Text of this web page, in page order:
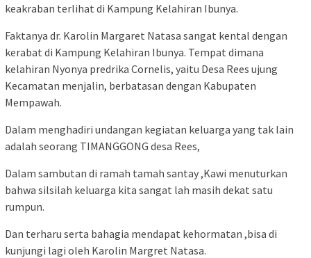
keakraban terlihat di Kampung Kelahiran Ibunya.
Faktanya dr. Karolin Margaret Natasa sangat kental dengan
kerabat di Kampung Kelahiran Ibunya. Tempat dimana
kelahiran Nyonya predrika Cornelis, yaitu Desa Rees ujung
Kecamatan menjalin, berbatasan dengan Kabupaten
Mempawah.
Dalam menghadiri undangan kegiatan keluarga yang tak lain
adalah seorang TIMANGGONG desa Rees,
Dalam sambutan di ramah tamah santay ,Kawi menuturkan
bahwa silsilah keluarga kita sangat lah masih dekat satu
rumpun.
Dan terharu serta bahagia mendapat kehormatan ,bisa di
kunjungi lagi oleh Karolin Margret Natasa.